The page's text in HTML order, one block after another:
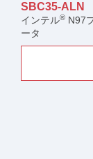
SBC35-ALN
インテル® N97
ータ